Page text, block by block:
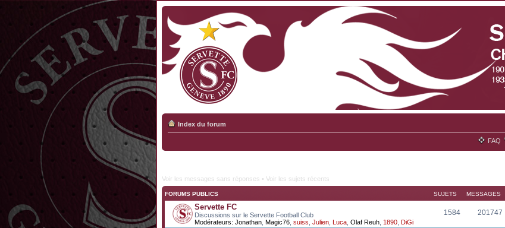
Index du forum
FAQ
Voir les messages sans réponses • Voir les sujets récents
FORUMS PUBLICS SUJETS MESSAGES
Servette FC
Discussions sur le Servette Football Club
Modérateurs: Jonathan Magic76 suiss Julien Luca Olaf Reuh 1890 DiGi
1584 201747